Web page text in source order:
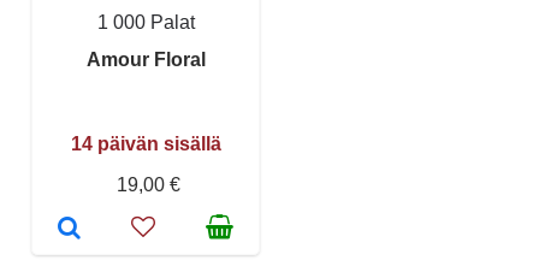
1 000 Palat
Amour Floral
14 päivän sisällä
19,00 €